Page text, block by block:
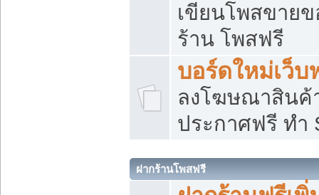
เขียนโพสขาย
ร้าน โพสฟรี
บอร์ดใหม่เว็บ
ลงโฆษณาสิน
ประกาศฟรี ทำ
ฝากร้านโพสฟรี